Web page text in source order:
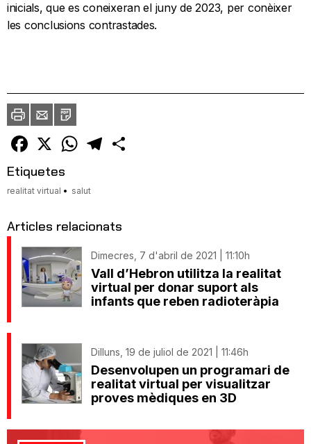
inicials, que es coneixeran el juny de 2023, per conèixer
les conclusions contrastades.
ImprimirEnvia
un
amic
PDF
Facebook
X WhatsAppTelegram
Etiquetes
realitat virtual salut
Articles relacionats
Dimecres, 7 d'abril de 2021 | 11:10h
Vall d’Hebron utilitza la realitat
virtual per donar suport als
infants que reben radioteràpia
Dilluns, 19 de juliol de 2021 | 11:46h
Desenvolupen un programari de
realitat virtual per visualitzar
proves mèdiques en 3D